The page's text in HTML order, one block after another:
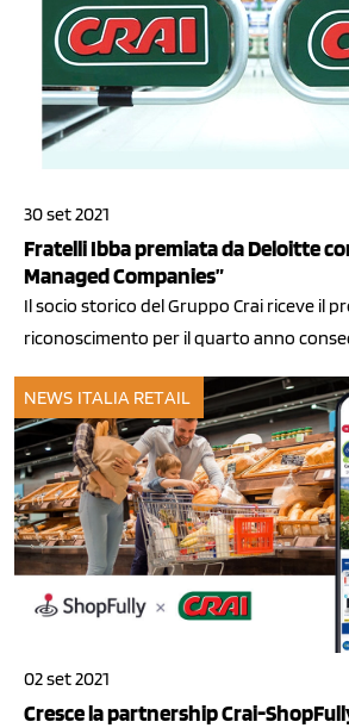
30 set 2021
Fratelli Ibba premiata da Deloitte
Managed Companies”
Il socio storico del Gruppo Crai riceve il
riconoscimento per il quarto anno
NEWS ITALIA RETAIL
02 set 2021
Cresce la partnership Crai-